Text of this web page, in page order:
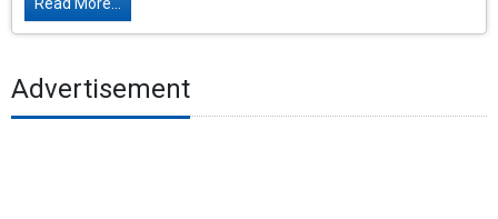
Read More...
Advertisement